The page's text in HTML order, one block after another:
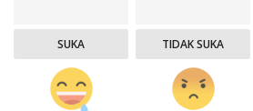
SUKA TIDAK SUKA